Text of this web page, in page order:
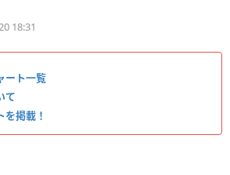
18:31
ート一覧
て
掲載！